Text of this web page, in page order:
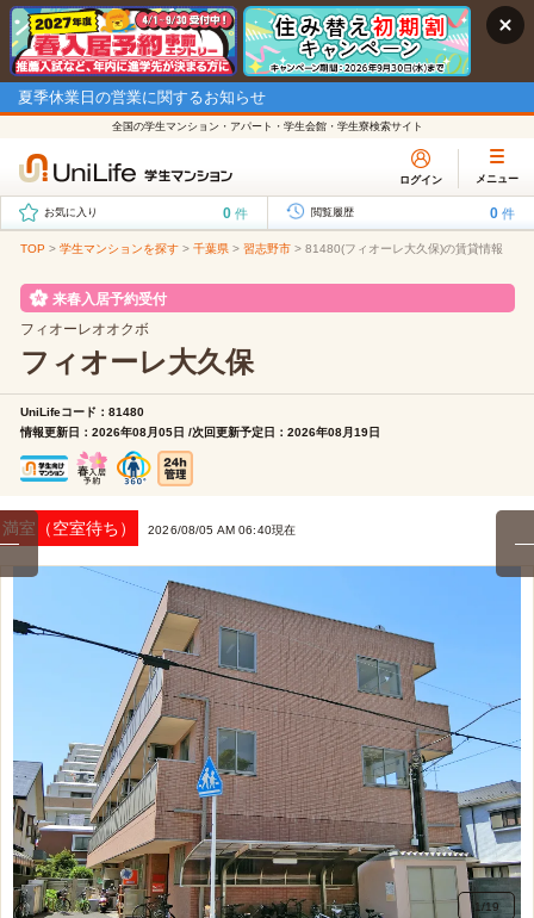
夏季休業日の営業に関するお知らせ
全国の学生マンション・アパート・学生会館・学生寮検索サイト
ログイン メニュー
お気に入り 0 件 閲覧履歴 0 件
TOP > 学生マンションを探す > 千葉県 > 習志野市 > 81480(フィオーレ大久保)の賃貸情報
来春入居予約受付
フィオーレオオクボ
フィオーレ大久保
UniLifeコード：81480
情報更新日：2026年08月05日 /次回更新予定日：2026年08月19日
満室（空室待ち） 2026/08/05 AM 06:40現在
1/19